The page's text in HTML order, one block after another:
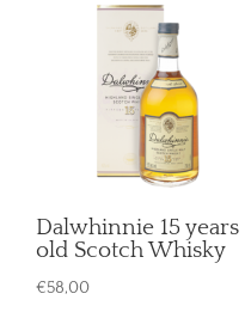
Dalwhinnie 15 years
old Scotch Whisky
€58,00